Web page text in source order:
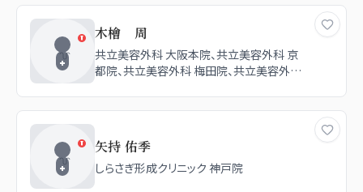
木檜 周
共立美容外科 大阪本院、共立美容外科 京
都院、共立美容外科 梅田院、共立美容外科
矢持 佑季
しらさぎ形成クリニック 神戸院